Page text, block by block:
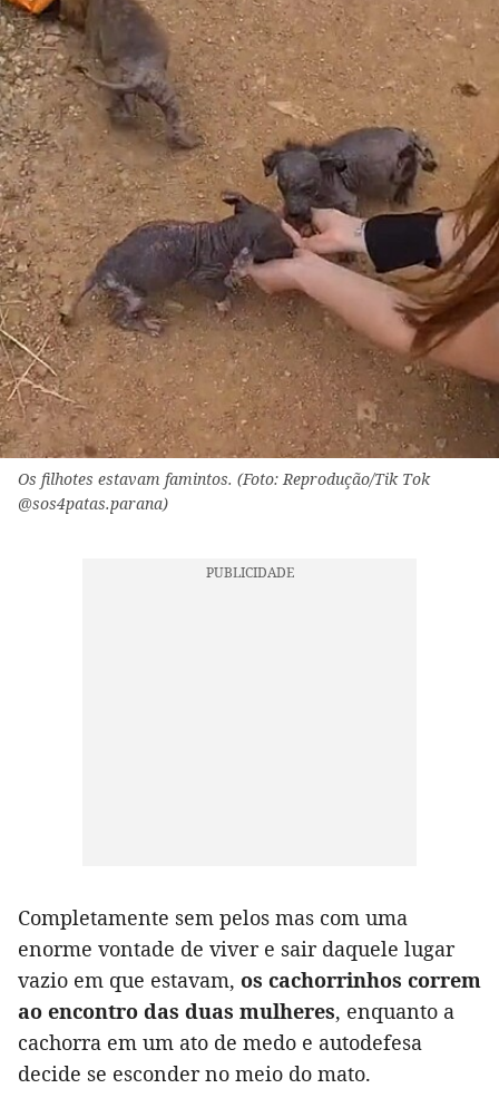
Os filhotes estavam famintos. (Foto: Reprodução/Tik Tok
@sos4patas.parana)
Completamente sem pelos mas com uma
enorme vontade de viver e sair daquele lugar
vazio em que estavam, os cachorrinhos correm
ao encontro das duas mulheres, enquanto a
cachorra em um ato de medo e autodefesa
decide se esconder no meio do mato.